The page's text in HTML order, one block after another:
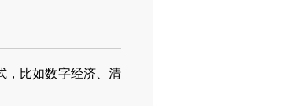
，比如数字经济、清